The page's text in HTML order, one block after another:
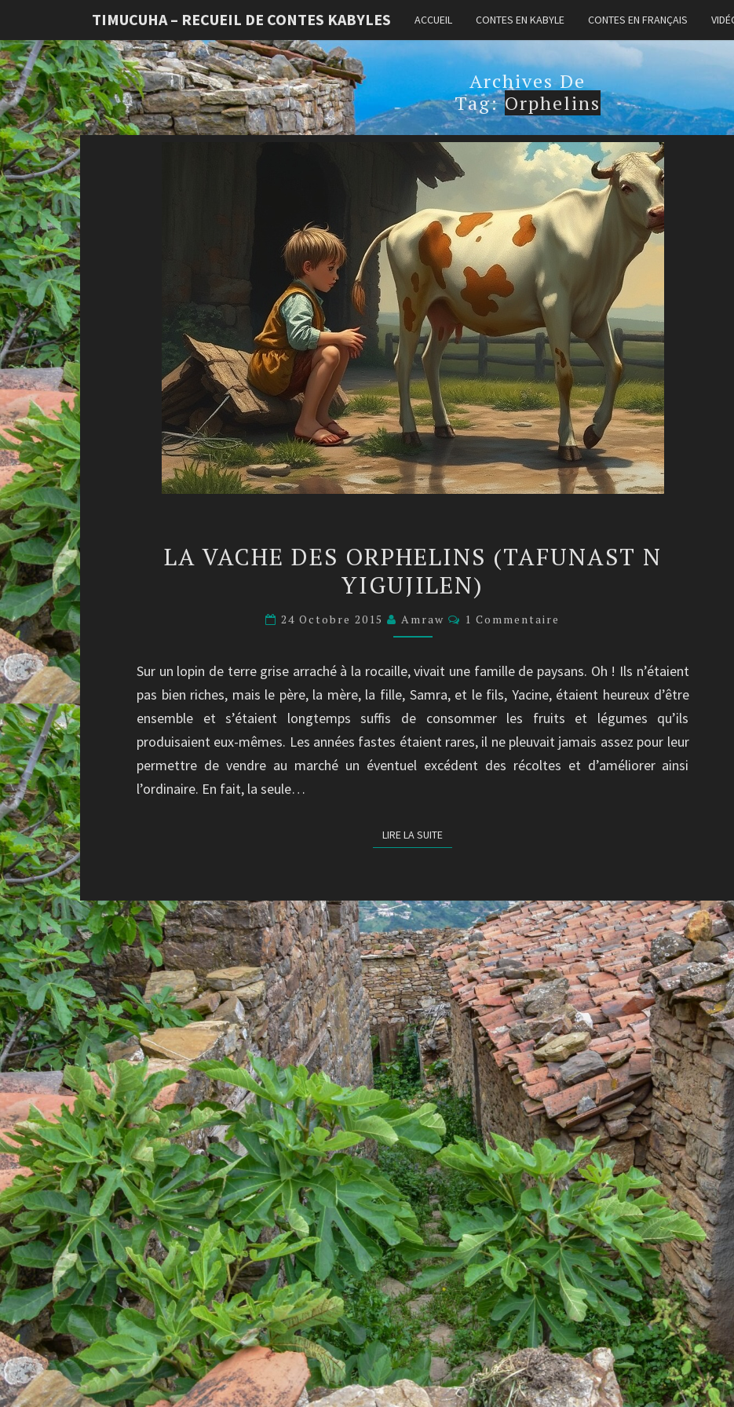
TIMUCUHA – RECUEIL DE CONTES KABYLES ACCUEIL CONTES EN KABYLE CONTES EN FRANÇAIS
Archives De
Tag:Orphelins
VACHE
DES
(TAFUNAST
YIGUJILEN)
LA VACHE DES ORPHELINS (TAFUNAST N
YIGUJILEN)
24 Octobre 2015 Amraw Commentaires
1 Commentaire
Sur un lopin de terre grise arraché à la rocaille, vivait une famille de paysans. Oh ! Ils n’étaient
pas bien riches, mais le père, la mère, la fille, Samra, et le fils, Yacine, étaient heureux d’être
ensemble et s’étaient longtemps suffis de consommer les fruits et légumes qu’ils
produisaient eux-mêmes. Les années fastes étaient rares, il ne pleuvait jamais assez pour leur
permettre de vendre au marché un éventuel excédent des récoltes et d’améliorer ainsi
l’ordinaire. En fait, la seule…
LIRE LA SUITE